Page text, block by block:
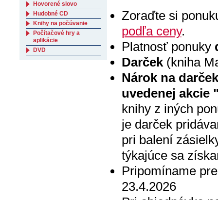
Zoraďte si
podľa ceny.
Platnosť ponuky
Darček(kniha
Nárok na
uvedenej akcie
knihy z iných
je darček
pri balení
týkajúce sa
Pripomíname
23.4.2026
Hovorené slovo
Hudobné CD
Knihy na počúvanie
Počítačové hry a
aplikácie
DVD